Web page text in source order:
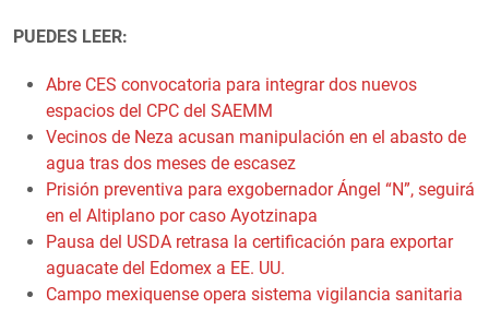
PUEDES LEER:
Abre CES convocatoria para integrar dos nuevos
espacios del CPC del SAEMM
Vecinos de Neza acusan manipulación en el abasto de
agua tras dos meses de escasez
Prisión preventiva para exgobernador Ángel “N”, seguirá
en el Altiplano por caso Ayotzinapa
Pausa del USDA retrasa la certificación para exportar
aguacate del Edomex a EE. UU.
Campo mexiquense opera sistema vigilancia sanitaria